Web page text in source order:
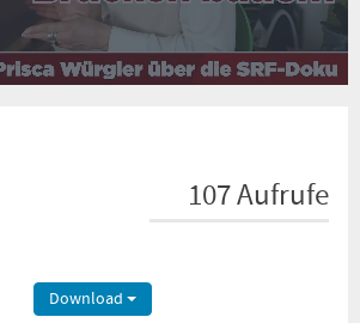
Video
107 Aufrufe
Download